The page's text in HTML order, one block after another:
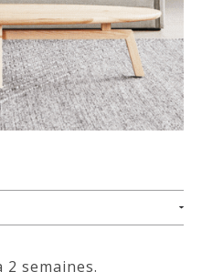
2 semaines.